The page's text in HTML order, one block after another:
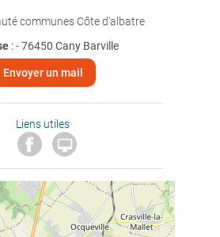
communes Côte d'albatre
: - 76450 Cany Barville
Envoyer un mail
Liens utiles
